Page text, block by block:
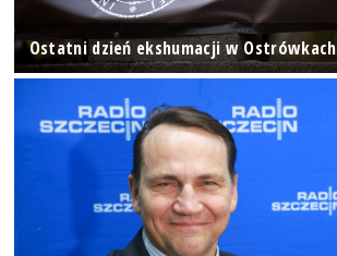
Ostatni dzień ekshumacji w Ostrówkach